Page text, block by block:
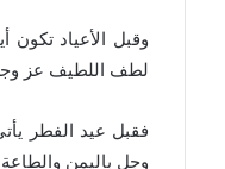
وقبل الأعياد
لطف اللطيف عز
فقبل عيد الفطر
وجل باليمن